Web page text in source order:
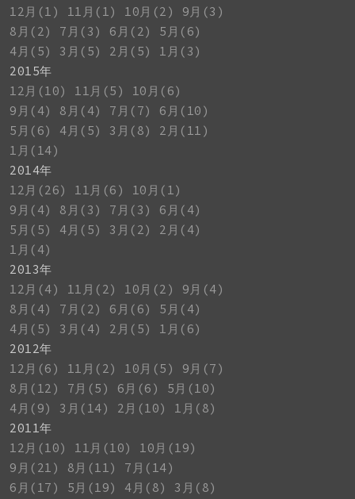
12月(1)
11月(1) 10月(2)
9月(3)
8月(2)
7月(3) 6月(2)
5月(6)
4月(5)
3月(5) 2月(5)
1月(3)
2015年
12月(10)
11月(5)
10月(6)
9月(4)
8月(4) 7月(7)
6月(10)
5月(6)
4月(5) 3月(8)
2月(11)
1月(14)
2014年
12月(26)
11月(6)
10月(1)
9月(4)
8月(3) 7月(3)
6月(4)
5月(5)
4月(5) 3月(2)
2月(4)
1月(4)
2013年
12月(4)
11月(2) 10月(2)
9月(4)
8月(4)
7月(2) 6月(6)
5月(4)
4月(5)
3月(4) 2月(5)
1月(6)
2012年
12月(6)
11月(2) 10月(5)
9月(7)
8月(12)
7月(5) 6月(6)
5月(10)
4月(9)
3月(14) 2月(10)
1月(8)
2011年
12月(10)
11月(10)
10月(19)
9月(21)
8月(11)
7月(14)
6月(17)
5月(19) 4月(8)
3月(8)